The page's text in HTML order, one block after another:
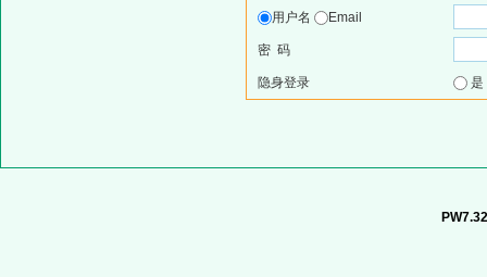
用户名
Email
密 码
隐身登录